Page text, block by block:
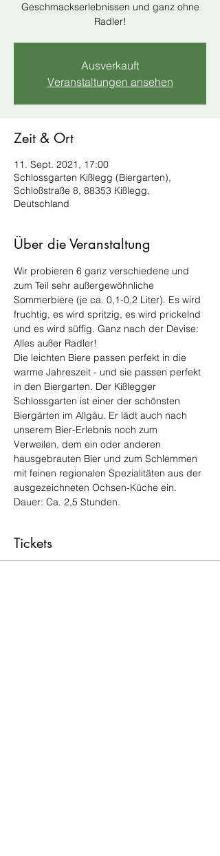
Geschmackserlebnissen und ganz ohne
Radler!
Ausverkauft
Veranstaltungen ansehen
Zeit & Ort
11. Sept. 2021, 17:00
Schlossgarten Kißlegg (Biergarten),
Schloßstraße 8, 88353 Kißlegg,
Deutschland
Über die Veranstaltung
Wir probieren 6 ganz verschiedene und
zum Teil sehr außergewöhnliche
Sommerbiere (je ca. 0,1-0,2 Liter). Es wird
fruchtig, es wird spritzig, es wird prickelnd
und es wird süffig. Ganz nach der Devise:
Alles außer Radler!
Die leichten Biere passen perfekt in die
warme Jahreszeit - und sie passen perfekt
in den Biergarten. Der Kißlegger
Schlossgarten ist einer der schönsten
Biergärten im Allgäu. Er lädt auch nach
unserem Bier-Erlebnis noch zum
Verweilen, dem ein oder anderen
hausgebrauten Bier und zum Schlemmen
mit feinen regionalen Spezialitäten aus der
ausgezeichneten Ochsen-Küche ein.
Dauer: Ca. 2,5 Stunden.
Tickets